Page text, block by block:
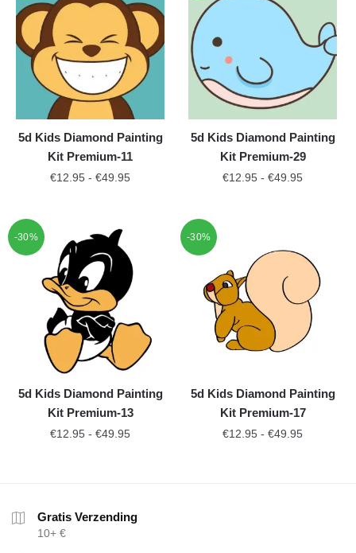
5d Kids Diamond Painting
Kit Premium-11
€12.95 - €49.95
5d Kids Diamond Painting
Kit Premium-29
€12.95 - €49.95
-30%
5d Kids Diamond Painting
Kit Premium-13
€12.95 - €49.95
-30%
5d Kids Diamond Painting
Kit Premium-17
€12.95 - €49.95
Gratis Verzending
10+ €